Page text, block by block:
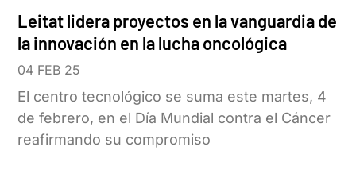
Leitat lidera proyectos en la vanguardia de
la innovación en la lucha oncológica
04 FEB 25
El centro tecnológico se suma este martes, 4
de febrero, en el Día Mundial contra el Cáncer
reafirmando su compromiso